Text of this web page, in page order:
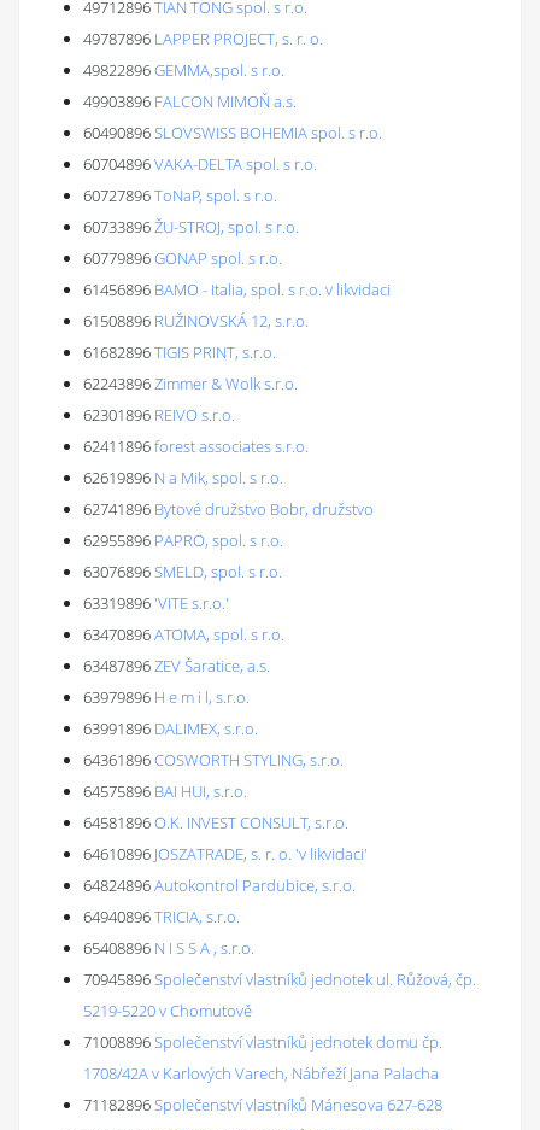
49712896TIAN TONG spol. s r.o.
49787896 LAPPER PROJECT, s. r. o.
49822896GEMMA,spol. s r.o.
49903896 FALCON MIMOŇ a.s.
60490896SLOVSWISS BOHEMIA spol. s r.o.
60704896VAKA-DELTA spol. s r.o.
60727896ToNaP, spol. s r.o.
60733896ŽU-STROJ, spol. s r.o.
60779896GONAP spol. s r.o.
61456896 BAMO - Italia, spol. s r.o. v likvidaci
61508896 RUŽINOVSKÁ 12, s.r.o.
61682896TIGIS PRINT, s.r.o.
62243896Zimmer & Wolk s.r.o.
62301896 REIVO s.r.o.
62411896forest associates s.r.o.
62619896 N a Mik, spol. s r.o.
62741896 Bytové družstvo Bobr, družstvo
62955896 PAPRO, spol. s r.o.
63076896SMELD, spol. s r.o.
63319896'VITE s.r.o.'
63470896ATOMA, spol. s r.o.
63487896ZEV Šaratice, a.s.
63979896 H e m i l, s.r.o.
63991896 DALIMEX, s.r.o.
64361896COSWORTH STYLING, s.r.o.
64575896 BAI HUI, s.r.o.
64581896O.K. INVEST CONSULT, s.r.o.
64610896 JOSZATRADE, s. r. o. 'v likvidaci'
64824896Autokontrol Pardubice, s.r.o.
64940896TRICIA, s.r.o.
65408896 N I S S A , s.r.o.
70945896Společenství vlastníků jednotek ul. Růžová, čp.
5219-5220 v Chomutově
71008896Společenství vlastníků jednotek domu čp.
1708/42A v Karlových Varech, Nábřeží Jana Palacha
71182896Společenství vlastníků Mánesova 627-628